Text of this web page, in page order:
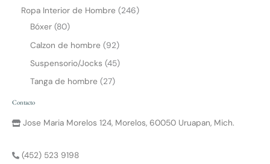
Ropa Interior de Hombre
246
Bóxer 80
Calzon de hombre
92
Suspensorio/Jocks 45
Tanga de hombre
27
Contacto
Jose Maria Morelos 124, Morelos, 60050 Uruapan, Mich.
(452) 523 9198